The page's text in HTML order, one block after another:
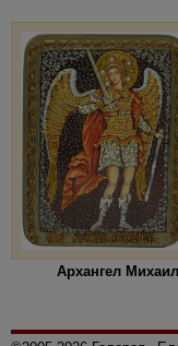
Архангел Михаил